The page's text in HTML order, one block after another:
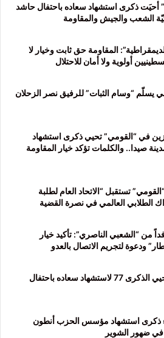
أحيَت ذكرى استشهاد سعاده باحتفال حاشد
الشعب والجيش والمقاومة
المقاومة حق ثابت وخيار لا
أولوية ولا أمان للاحتلال
يسلّم “وسام الثبات” للرفيق نصر الزحلان
في “القومي” تحيي ذكرى استشهاد
صيدا.. والكلمات تؤكد خيار المقاومة
تستقبل “الاتحاد العام لطلبة
الطلابي العالمي في نصرة القضية
من “الشعبي الناصري”: تأكيد خيار
ودعوة لتجريم الاتصال بالعدو
منفذية عكار في القومي تحيي الذكرى 77 لاستشهاد سعاده باحتفال
ذكرى استشهاد مؤسس الحزب أنطون
ضهور الشوير